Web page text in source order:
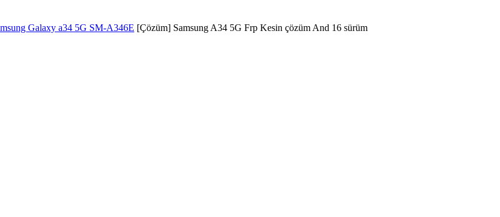
Galaxy a34 5G SM-A346E [Çözüm] Samsung A34 5G Frp Kesin çözüm And 16 sürüm